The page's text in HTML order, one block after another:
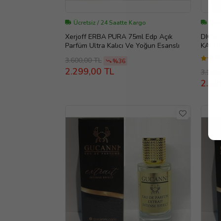
Ücretsiz / 24 Saatte Kargo
Xerjoff ERBA PURA 75ml Edp Açık
Parfüm Ultra Kalıcı Ve Yoğun Esanslı
3.600,00 TL
%36
2.299,00 TL
DIOR